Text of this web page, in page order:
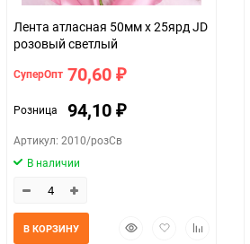
Лента атласная 50мм х 25ярд JD
розовый светлый
СуперОпт 70,60 ₽
Розница 94,10 ₽
Артикул: 2010/розСв
В наличии
БыстрыйДобавитьДобавить
В КОРЗИНУ